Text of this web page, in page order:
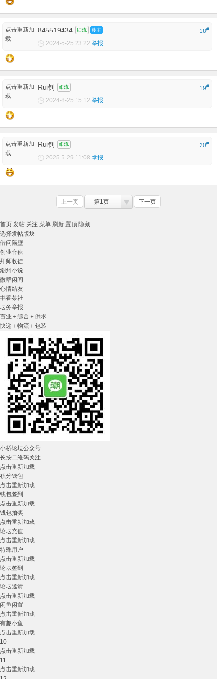
点击重新加
载
845519434 细流 楼主 18#
2024-5-25 23:22 举报
点击重新加
载
Rui钊 细流 19#
2024-8-25 15:12 举报
点击重新加
载
Rui钊 细流 20#
2025-5-29 11:08 举报
上一页 第1页 下一页
首页 发帖 关注 菜单 刷新 置顶 隐藏
选择发帖版块
借问隔壁
创业合伙
拜师收徒
潮州小说
微群闲间
心情结友
书香茶社
坛务举报
百业＋综合＋供求
快递＋物流＋包装
小桥论坛公众号
长按二维码关注
点击重新加载
积分钱包
点击重新加载
钱包签到
点击重新加载
钱包抽奖
点击重新加载
论坛充值
点击重新加载
特殊用户
点击重新加载
论坛签到
点击重新加载
论坛邀请
点击重新加载
闲鱼闲置
点击重新加载
有趣小鱼
点击重新加载
10
点击重新加载
11
点击重新加载